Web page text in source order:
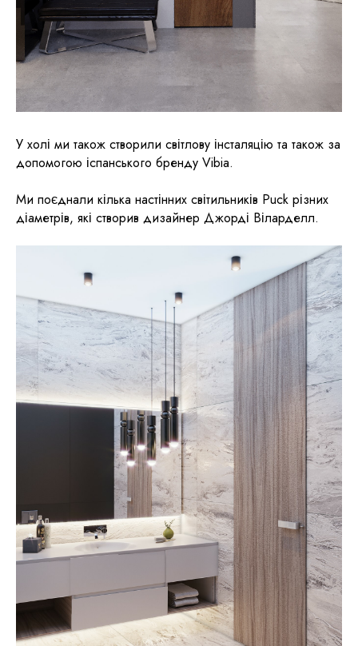
У холі ми також створили світлову інсталяцію та також за
допомогою іспанського бренду Vibia.
Ми поєднали кілька настінних світильників Puck різних
діаметрів, які створив дизайнер Джорді Віларделл.